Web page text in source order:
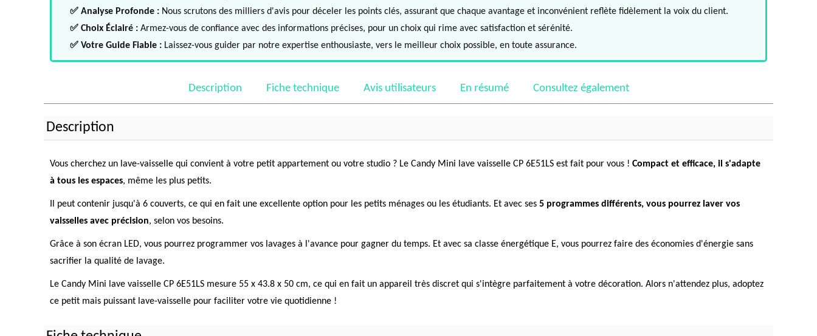
✅ Analyse Profonde : Nous scrutons des milliers d'avis pour déceler les points clés, assurant que chaque avantage et inconvénient reflète fidèlement la voix du client.
✅ Choix Éclairé : Armez-vous de confiance avec des informations précises, pour un choix qui rime avec satisfaction et sérénité.
✅ Votre Guide Fiable : Laissez-vous guider par notre expertise enthousiaste, vers le meilleur choix possible, en toute assurance.
Description Fiche technique Avis utilisateurs En résumé Consultez également
Description
Vous cherchez un lave-vaisselle qui convient à votre petit appartement ou votre studio ? Le Candy Mini lave vaisselle CP 6E51LS est fait pour vous ! Compact et efficace, il s'adapte
à tous les espaces, même les plus petits.
Il peut contenir jusqu'à 6 couverts, ce qui en fait une excellente option pour les petits ménages ou les étudiants. Et avec ses 5 programmes différents, vous pourrez laver vos
vaisselles avec précision, selon vos besoins.
Grâce à son écran LED, vous pourrez programmer vos lavages à l'avance pour gagner du temps. Et avec sa classe énergétique E, vous pourrez faire des économies d'énergie sans
sacrifier la qualité de lavage.
Le Candy Mini lave vaisselle CP 6E51LS mesure 55 x 43.8 x 50 cm, ce qui en fait un appareil très discret qui s'intègre parfaitement à votre décoration. Alors n'attendez plus, adoptez
ce petit mais puissant lave-vaisselle pour faciliter votre vie quotidienne !